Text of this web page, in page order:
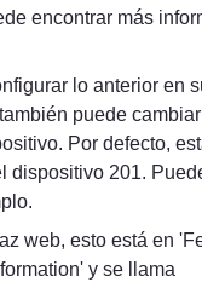
encontrar más
lo anterior en
puede
Por defecto,
dispositivo 201.
web, esto está en
y se llama